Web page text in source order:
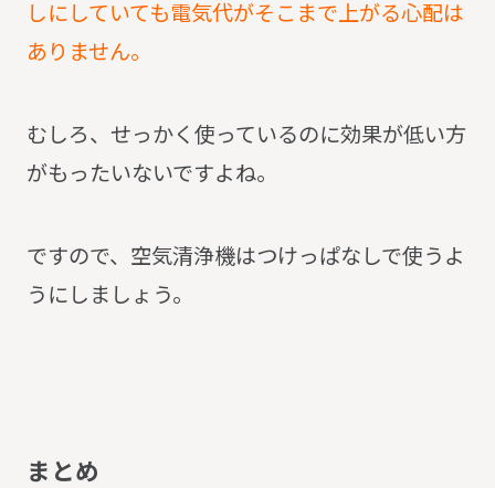
しにしていても電気代がそこまで上がる心配は
ありません。
むしろ、せっかく使っているのに効果が低い方
がもったいないですよね。
ですので、空気清浄機はつけっぱなしで使うよ
うにしましょう。
ま とめ